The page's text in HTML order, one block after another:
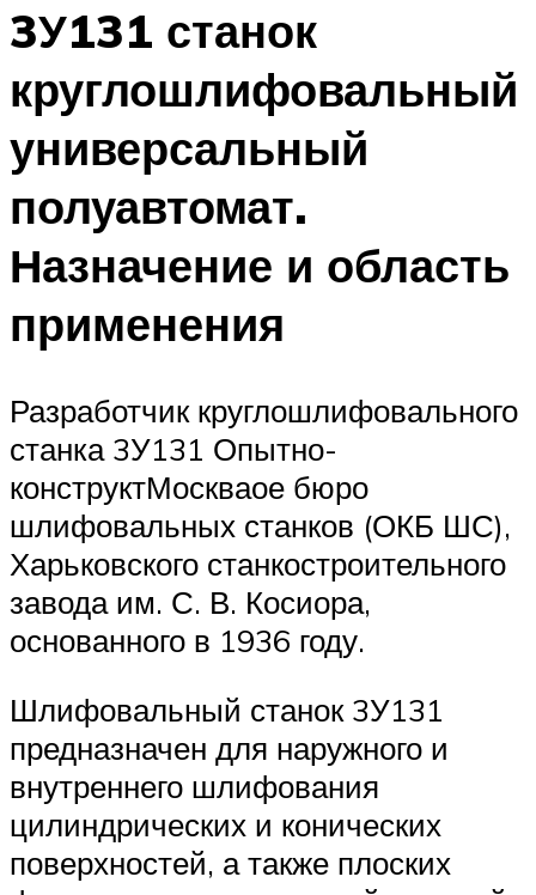
3У131 станок
круглошлифовальный
универсальный
полуавтомат.
Назначение и область
применения
Разработчик круглошлифовального
станка 3У131 Опытно-
конструктМоскваое бюро
шлифовальных станков (ОКБ ШС),
Харьковского станкостроительного
завода им. С. В. Косиора,
основанного в 1936 году.
Шлифовальный станок 3У131
предназначен для наружного и
внутреннего шлифования
цилиндрических и конических
поверхностей, а также плоских